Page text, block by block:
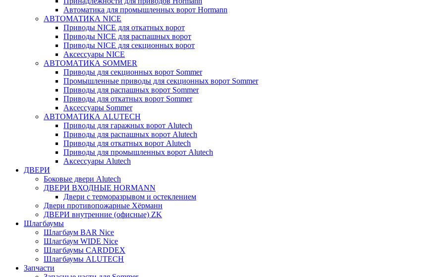
Автоматика для промышленных ворот Hormann
АВТОМАТИКА NICE
Приводы NICE для откатных ворот
Приводы NICE для распашных ворот
Приводы NICE для секционных ворот
Аксессуары NICE
АВТОМАТИКА SOMMER
Приводы для секционных ворот Sommer
Промышленные приводы для секционных ворот Sommer
Приводы для распашных ворот Sommer
Приводы для откатных ворот Sommer
Аксессуары Sommer
АВТОМАТИКА ALUTECH
Приводы для гаражных ворот Alutech
Приводы для распашных ворот Alutech
Приводы для откатных ворот Alutech
Приводы для промышленных ворот Alutech
Аксессуары Alutech
ДВЕРИ
Боковые двери Alutech
ДВЕРИ ВХОДНЫЕ HORMANN
Двери с терморазрывом и остеклением
Двери противопожарные Хёрманн
ДВЕРИ внутренние (офисные) ZK
Шлагбаумы
Шлагбаум BAR Nice
Шлагбаум WIDE Nice
Шлагбаумы CARDDEX
Шлагбаумы ALUTECH
Запчасти